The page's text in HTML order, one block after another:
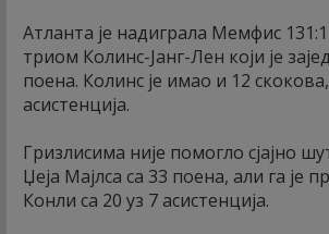
Атланта је надиграла Мемфис
триом Колинс-Јанг-Лен који је
поена. Колинс је имао и 12 скокова,
асистенција.
Гризлисима није помогло сјајно
Џеја Мајлса са 33 поена, али га је
Конли са 20 уз 7 асистенција.